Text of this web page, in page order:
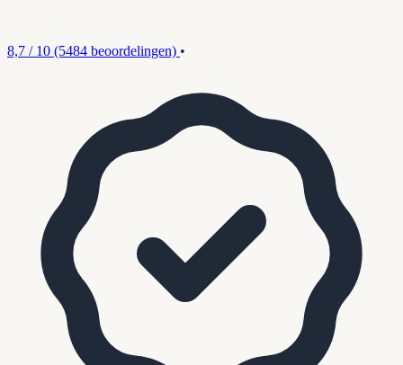
8,7 / 10 (5484 beoordelingen) •